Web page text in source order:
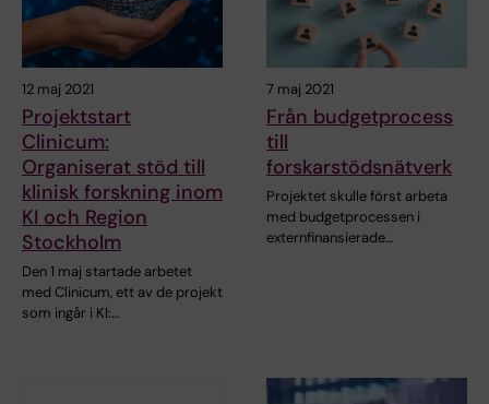
12 maj 2021
Projektstart
Clinicum:
Organiserat stöd till
klinisk forskning inom
KI och Region
Stockholm
Den 1 maj startade arbetet
med Clinicum, ett av de projekt
som ingår i KI:…
7 maj 2021
Från budgetprocess
till
forskarstödsnätverk
Projektet skulle först arbeta
med budgetprocessen i
externfinansierade…